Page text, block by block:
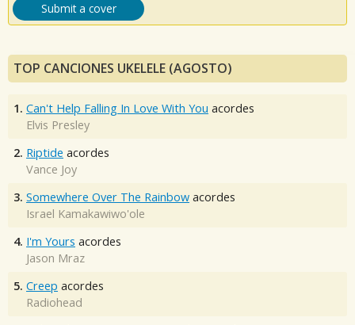
Submit a cover
TOP CANCIONES UKELELE (AGOSTO)
1. Can't Help Falling In Love With You acordes
Elvis Presley
2. Riptide acordes
Vance Joy
3. Somewhere Over The Rainbow acordes
Israel Kamakawiwo'ole
4. I'm Yours acordes
Jason Mraz
5. Creep acordes
Radiohead